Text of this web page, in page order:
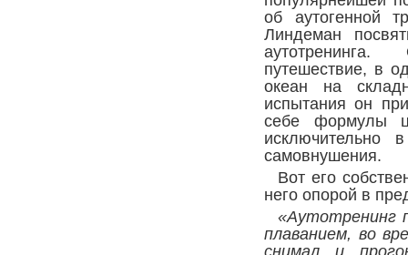
об аутогенной
Линдеман
путешествие, в
океан на
испытания он
себе формулы
исключительно
самовнушения.
Вот его
него опорой в
«Аутотренинг
плаванием, во